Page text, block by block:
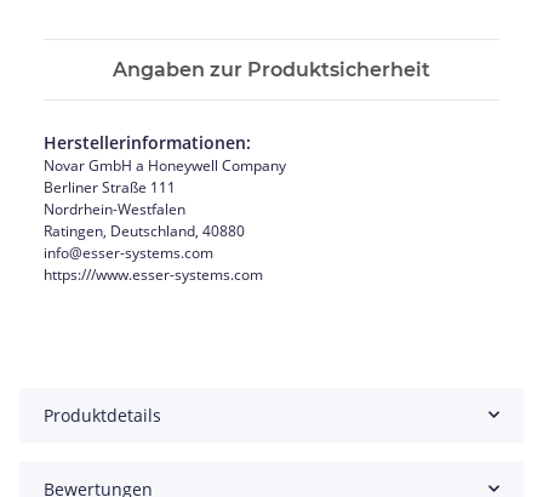
Angaben zur Produktsicherheit
Herstellerinformationen:
Novar GmbH a Honeywell Company
Berliner Straße 111
Nordrhein-Westfalen
Ratingen, Deutschland, 40880
info@esser-systems.com
https:///www.esser-systems.com
Produktdetails
Bewertungen